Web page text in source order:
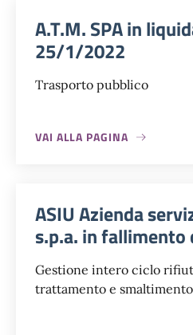
A.T.M. SPA in
25/1/2022
Trasporto pubblico
VAI ALLA PAGINA
ASIU Azienda
s.p.a. in
Gestione intero ciclo
trattamento e smaltimento